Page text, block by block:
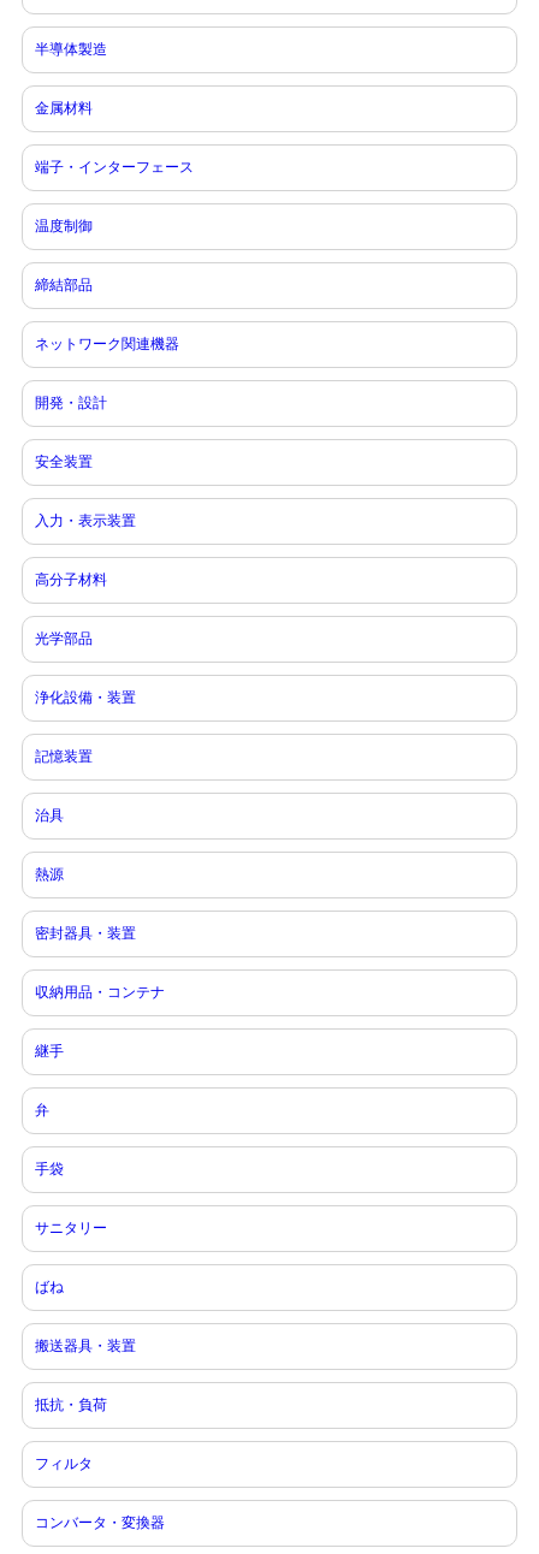
半導体製造
金属材料
端子・インターフェース
温度制御
締結部品
ネットワーク関連機器
開発・設計
安全装置
入力・表示装置
高分子材料
光学部品
浄化設備・装置
記憶装置
治具
熱源
密封器具・装置
収納用品・コンテナ
継手
弁
手袋
サニタリー
ばね
搬送器具・装置
抵抗・負荷
フィルタ
コンバータ・変換器